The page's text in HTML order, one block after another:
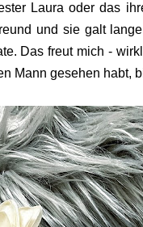
Laura oder das
und sie galt
Das freut mich -
Mann gesehen habt,